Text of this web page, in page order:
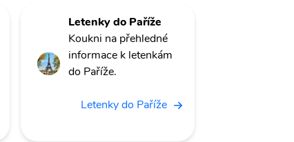
Letenky do Paříže
Koukni na přehledné
informace k letenkám
do Paříže.
Letenky do Paříže